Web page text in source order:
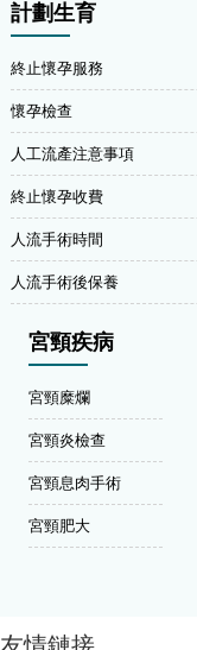
計劃生育
終止懷孕服務
懷孕檢查
人工流產注意事項
終止懷孕收費
人流手術時間
人流手術後保養
宮頸疾病
宮頸糜爛
宮頸炎檢查
宮頸息肉手術
宮頸肥大